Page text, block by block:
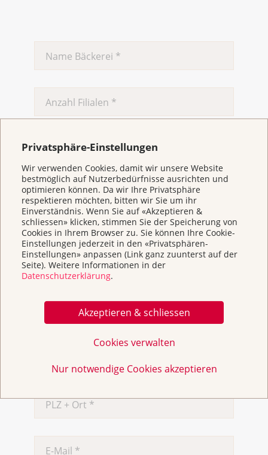
Privatsphäre-Einstellungen
Wir verwenden Cookies, damit wir unsere Website
bestmöglich auf Nutzerbedürfnisse ausrichten und
optimieren können. Da wir Ihre Privatsphäre
respektieren möchten, bitten wir Sie um ihr
Einverständnis. Wenn Sie auf «Akzeptieren &
schliessen» klicken, stimmen Sie der Speicherung von
Cookies in Ihrem Browser zu. Sie können Ihre Cookie-
Einstellungen jederzeit in den «Privatsphären-
Einstellungen» anpassen (Link ganz zuunterst auf der
Seite). Weitere Informationen in der
Datenschutzerklärung.
Akzeptieren & schliessen
Cookies verwalten
Nur notwendige Cookies akzeptieren
Mitgliedschaft, Spenden, Erbschaften und
Inhalt: Ihre Hilfe macht unsere erst möglich, wie
Spendenaktion starten, mittels Legat oder Erbschaft
an uns denken, ehrenamtlich mithelfen.
4-seitig, A5 schmal
Produzieren Sie im Rahmen des «pink
Oktober» ein Spezialgebäck?*
Ja
Nein